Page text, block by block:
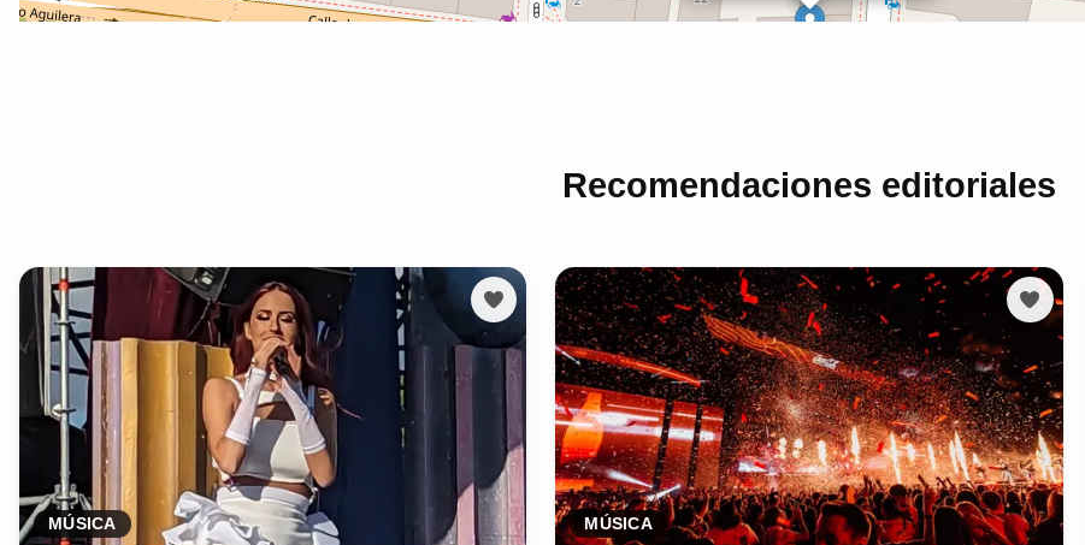
Recomendaciones editoriales
MÚSICA MÚSICA